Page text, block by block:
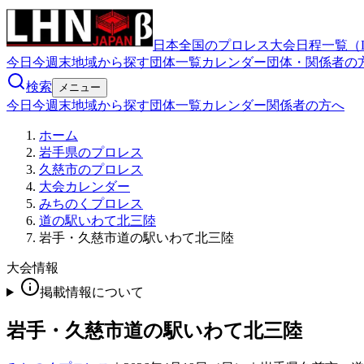
日本全国のプロレス大会日程一覧（
今日 今週末地域から探す団体一覧カレンダー団体・関係者の
検索
メニュー
今日 今週末地域から探す団体一覧カレンダー関係者の方へ
ホーム
岩手県のプロレス
久慈市のプロレス
大会カレンダー
みちのくプロレス
道の駅いわて北三陸
岩手・久慈市道の駅いわて北三陸
大会情報
掲載情報について
岩手・久慈市道の駅いわて北三陸